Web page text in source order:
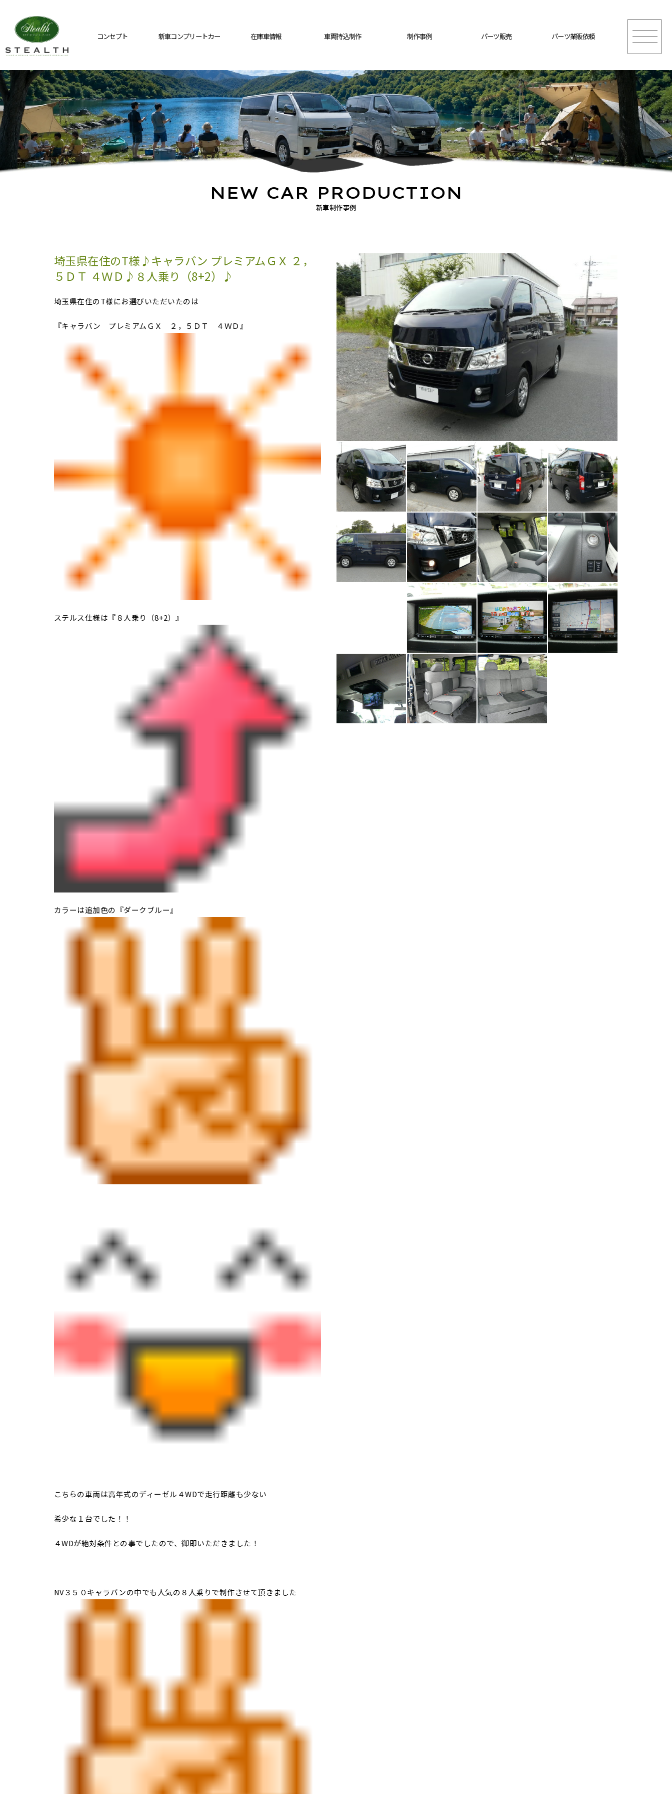
コンセプト 新車コンプリートカー 在庫車情報 車両持込制作 制作事例 パーツ販売 パーツ業販依頼
新車制作事例
NEW CAR PRODUCTION
埼玉県在住のT様♪キャラバン プレミアムＧＸ ２，
５ＤＴ ４ＷＤ♪８人乗り（8+2）♪
埼玉県在住のT様にお選びいただいたのは
『キャラバン プレミアムＧＸ ２，５ＤＴ ４ＷＤ』
ステルス仕様は『８人乗り（8+2）』
カラーは追加色の『ダークブルー』
こちらの車両は高年式のディーゼル４WDで走行距離も少ない
希少な１台でした！！
４WDが絶対条件との事でしたので、御即いただきました！
NV３５０キャラバンの中でも人気の８人乗りで制作させて頂きました